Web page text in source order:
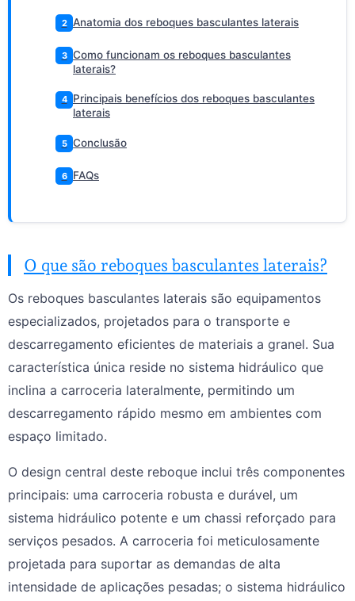
2 Anatomia dos reboques basculantes laterais
3 Como funcionam os reboques basculantes
laterais?
4
Principais benefícios dos reboques basculantes
laterais
5 Conclusão
6 FAQs
O que são reboques basculantes laterais?
Os reboques basculantes laterais são equipamentos
especializados, projetados para o transporte e
descarregamento eficientes de materiais a granel. Sua
característica única reside no sistema hidráulico que
inclina a carroceria lateralmente, permitindo um
descarregamento rápido mesmo em ambientes com
espaço limitado.
O design central deste reboque inclui três componentes
principais: uma carroceria robusta e durável, um
sistema hidráulico potente e um chassi reforçado para
serviços pesados. A carroceria foi meticulosamente
projetada para suportar as demandas de alta
intensidade de aplicações pesadas; o sistema hidráulico